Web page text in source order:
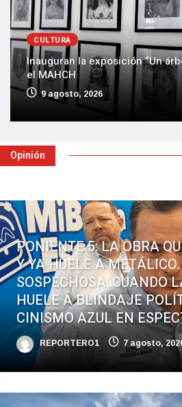
CULTURA
Inauguran la exposición “Un
el MAHCH
9 agosto, 2026
Opinión
PONIENTE 5: LA OBRA
Y YA HUELE A
SOSPECHOSA: CUANDO
HUELE A BLINDAJE
CINISMO AZUL EN
REPORTERO1 7 agosto,